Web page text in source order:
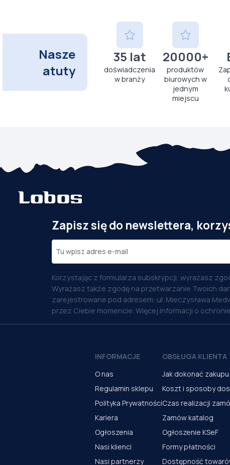
Nasze
atuty
35 lat
doświadczenia
w branży
20000+
produktów
biurowych w
jednym
miejscu
Zapisz się do newslettera,
Korzystając z formularza subskrypcji, wyrażasz
Wyrażasz także zgodę na przetwarzanie Twoich
zarejestrowane pod adresem: ul. Mieczysława
przez Ciebie momencie. Więcej informacji o
INFORMACJE
O nas
Regulamin sklepu
Polityka Prywatności
Kariera
Ogłoszenia
Nasi klienci
Nasi partnerzy
OBSŁUGA KLIENTA
Jak dokonać zakupu
Koszt i sposoby
Czas realizacji
Zamów katalog
Ogłoszenie KSeF
Formy płatności
Dostępność